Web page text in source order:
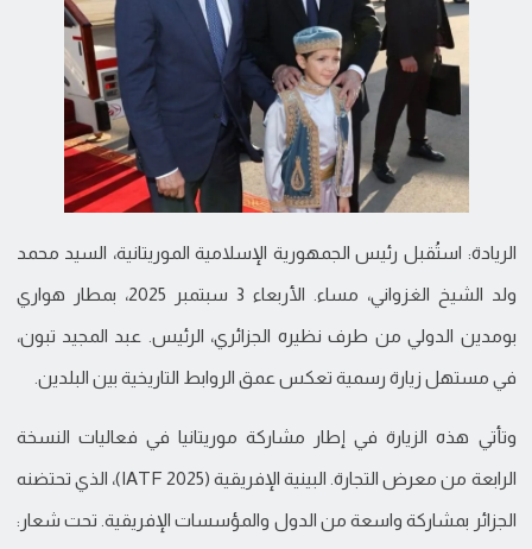
الريادة: استُقبل رئيس الجمهورية الإسلامية الموريتانية، السيد محمد
ولد الشيخ الغزواني، مساء. الأربعاء 3 سبتمبر 2025، بمطار هواري
بومدين الدولي من طرف نظيره الجزائري، الرئيس. عبد المجيد تبون،
في مستهل زيارة رسمية تعكس عمق الروابط التاريخية بين البلدين.
وتأتي هذه الزيارة في إطار مشاركة موريتانيا في فعاليات النسخة
الرابعة من معرض التجارة. البينية الإفريقية (IATF 2025)، الذي تحتضنه
الجزائر بمشاركة واسعة من الدول والمؤسسات الإفريقية. تحت شعار: